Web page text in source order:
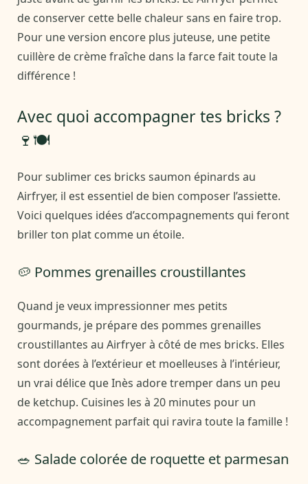
de conserver cette belle chaleur sans en faire trop.
Pour une version encore plus juteuse, une petite
cuillère de crème fraîche dans la farce fait toute la
différence !
Avec quoi accompagner tes bricks ?
🍷🍽️
Pour sublimer ces bricks saumon épinards au
Airfryer, il est essentiel de bien composer l’assiette.
Voici quelques idées d’accompagnements qui feront
briller ton plat comme un étoile.
🥔 Pommes grenailles croustillantes
Quand je veux impressionner mes petits
gourmands, je prépare des pommes grenailles
croustillantes au Airfryer à côté de mes bricks. Elles
sont dorées à l’extérieur et moelleuses à l’intérieur,
un vrai délice que Inès adore tremper dans un peu
de ketchup. Cuisines les à 20 minutes pour un
accompagnement parfait qui ravira toute la famille !
🥗 Salade colorée de roquette et parmesan